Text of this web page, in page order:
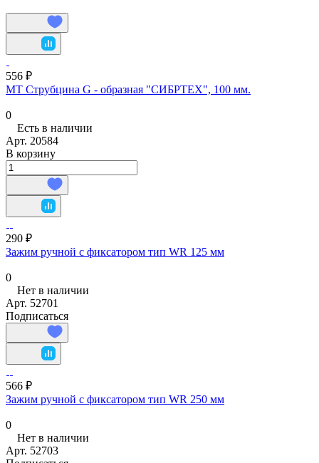
556 ₽
МТ Струбцина G - образная "СИБРТЕХ", 100 мм.
0
Есть в наличии
Арт. 20584
В корзину
290 ₽
Зажим ручной с фиксатором тип WR 125 мм
0
Нет в наличии
Арт. 52701
Подписаться
566 ₽
Зажим ручной с фиксатором тип WR 250 мм
0
Нет в наличии
Арт. 52703